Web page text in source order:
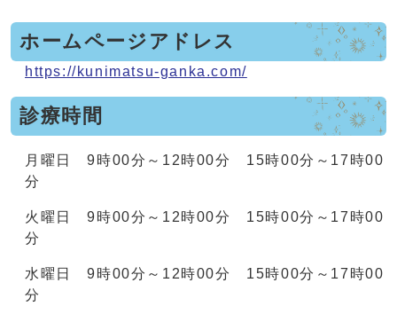
ホームページアドレス
https://kunimatsu-ganka.com/
診療時間
月曜日 9時00分～12時00分 15時00分～17時00
分
火曜日 9時00分～12時00分 15時00分～17時00
分
水曜日 9時00分～12時00分 15時00分～17時00
分